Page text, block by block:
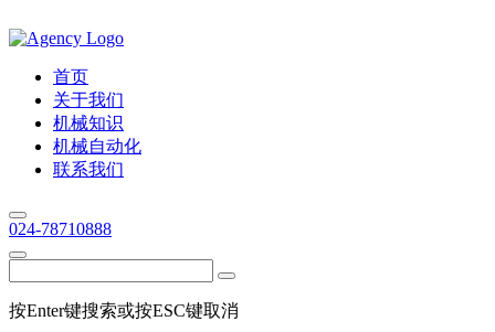
首页
关于我们
机械知识
机械自动化
联系我们
024-78710888
按Enter键搜索或按ESC键取消